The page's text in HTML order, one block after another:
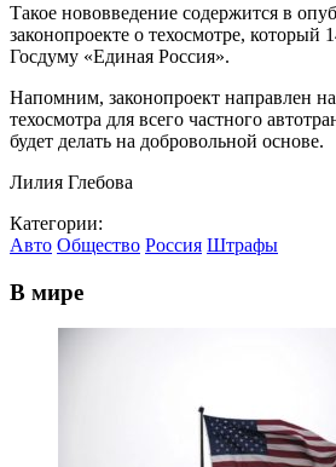
Такое нововведение содержится в
законопроекте о техосмотре, который
Госдуму «Единая Россия».
Напомним, законопроект направлен
техосмотра для всего частного
будет делать на добровольной основе.
Лилия Глебова
Категории:
Авто Общество Россия Штрафы
В мире